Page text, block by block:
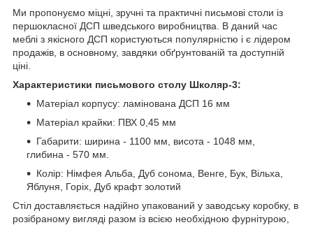
Ми пропонуємо міцні, зручні та практичні письмові столи із
першокласної ДСП шведського виробництва. В даний час
меблі з якісного ДСП користуються популярністю і є лідером
продажів, в основному, завдяки обґрунтованій та доступній
ціні.
Характеристики письмового столу Школяр-3:
Матеріал корпусу: ламінована ДСП 16 мм
Матеріал крайки: ПВХ 0,45 мм
Габарити: ширина - 1100 мм, висота - 1048 мм,
глибина - 570 мм.
Колір: Німфея Альба, Дуб сонома, Венге, Бук, Вільха,
Яблуня, Горіх, Дуб крафт золотий
Стіл доставляється надійно упакований у заводську коробку, в
розібраному вигляді разом із всією необхідною фурнітурою,